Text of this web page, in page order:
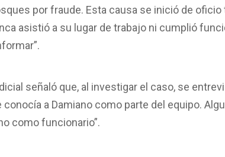
por fraude. Esta causa se inició de
asistió a su lugar de trabajo ni cumplió
señaló que, al investigar el caso, se
conocía a Damiano como parte del equipo.
como funcionario”.